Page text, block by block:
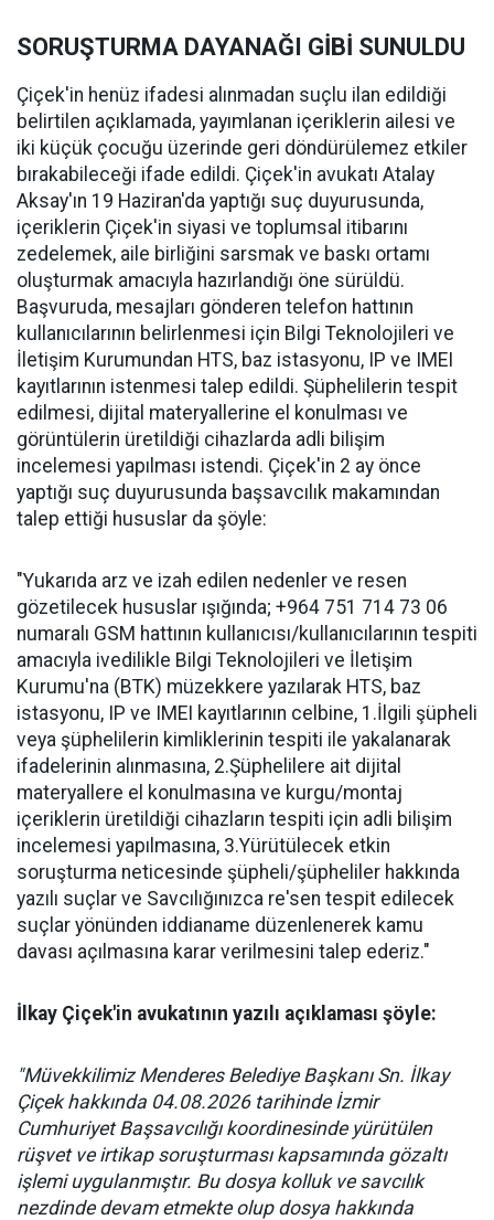
SORUŞTURMA DAYANAĞI GİBİ SUNULDU
Çiçek'in henüz ifadesi alınmadan suçlu ilan edildiği
belirtilen açıklamada, yayımlanan içeriklerin ailesi ve
iki küçük çocuğu üzerinde geri döndürülemez etkiler
bırakabileceği ifade edildi. Çiçek'in avukatı Atalay
Aksay'ın 19 Haziran'da yaptığı suç duyurusunda,
içeriklerin Çiçek'in siyasi ve toplumsal itibarını
zedelemek, aile birliğini sarsmak ve baskı ortamı
oluşturmak amacıyla hazırlandığı öne sürüldü.
Başvuruda, mesajları gönderen telefon hattının
kullanıcılarının belirlenmesi için Bilgi Teknolojileri ve
İletişim Kurumundan HTS, baz istasyonu, IP ve IMEI
kayıtlarının istenmesi talep edildi. Şüphelilerin tespit
edilmesi, dijital materyallerine el konulması ve
görüntülerin üretildiği cihazlarda adli bilişim
incelemesi yapılması istendi. Çiçek'in 2 ay önce
yaptığı suç duyurusunda başsavcılık makamından
talep ettiği hususlar da şöyle:
"Yukarıda arz ve izah edilen nedenler ve resen
gözetilecek hususlar ışığında; +964 751 714 73 06
numaralı GSM hattının kullanıcısı/kullanıcılarının tespiti
amacıyla ivedilikle Bilgi Teknolojileri ve İletişim
Kurumu'na (BTK) müzekkere yazılarak HTS, baz
istasyonu, IP ve IMEI kayıtlarının celbine, 1.İlgili şüpheli
veya şüphelilerin kimliklerinin tespiti ile yakalanarak
ifadelerinin alınmasına, 2.Şüphelilere ait dijital
materyallere el konulmasına ve kurgu/montaj
içeriklerin üretildiği cihazların tespiti için adli bilişim
incelemesi yapılmasına, 3.Yürütülecek etkin
soruşturma neticesinde şüpheli/şüpheliler hakkında
yazılı suçlar ve Savcılığınızca re'sen tespit edilecek
suçlar yönünden iddianame düzenlenerek kamu
davası açılmasına karar verilmesini talep ederiz."
İlkay Çiçek'in avukatının yazılı açıklaması şöyle:
"Müvekkilimiz Menderes Belediye Başkanı Sn. İlkay
Çiçek hakkında 04.08.2026 tarihinde İzmir
Cumhuriyet Başsavcılığı koordinesinde yürütülen
rüşvet ve irtikap soruşturması kapsamında gözaltı
işlemi uygulanmıştır. Bu dosya kolluk ve savcılık
nezdinde devam etmekte olup dosya hakkında